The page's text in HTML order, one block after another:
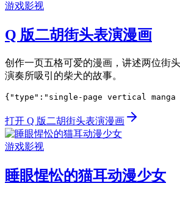
游戏影视
Q 版二胡街头表演漫画
创作一页五格可爱的漫画，讲述两位街
演奏所吸引的柴犬的故事。
{"type":"single-page vertical
打开 Q 版二胡街头表演漫画
游戏影视
睡眼惺忪的猫耳动漫少女